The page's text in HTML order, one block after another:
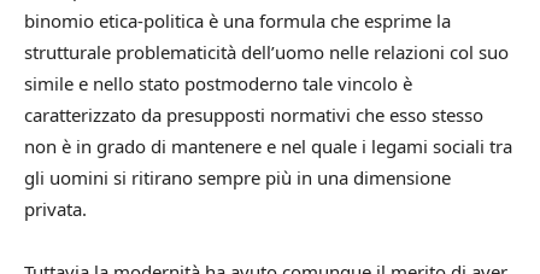
binomio etica-politica è una formula che esprime la
strutturale problematicità dell’uomo nelle relazioni col suo
simile e nello stato postmoderno tale vincolo è
caratterizzato da presupposti normativi che esso stesso
non è in grado di mantenere e nel quale i legami sociali tra
gli uomini si ritirano sempre più in una dimensione
privata.